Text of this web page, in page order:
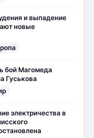
и выпадение
новые
бой Магомеда
Гуськова
электричества в